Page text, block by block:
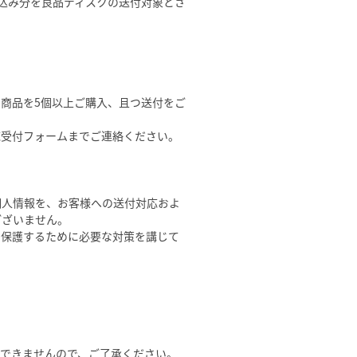
分を良品ディスクの送付対象とさ
品を5個以上ご購入、且つ送付をご
付フォームまでご連絡ください。
情報を、お客様への送付対応およ
いません。
護するために必要な対策を講じて
きませんので、ご了承ください。